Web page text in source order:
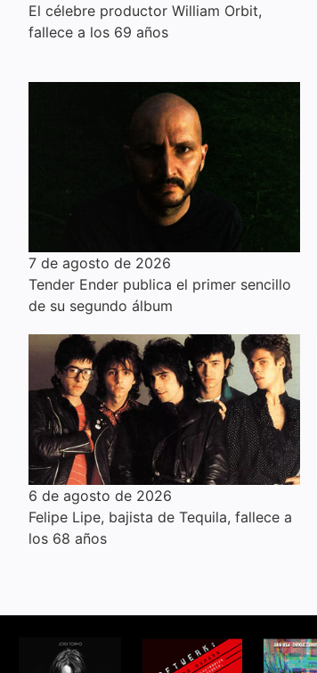
El célebre productor William Orbit,
fallece a los 69 años
7 de agosto de 2026
Tender Ender publica el primer sencillo
de su segundo álbum
6 de agosto de 2026
Felipe Lipe, bajista de Tequila, fallece a
los 68 años